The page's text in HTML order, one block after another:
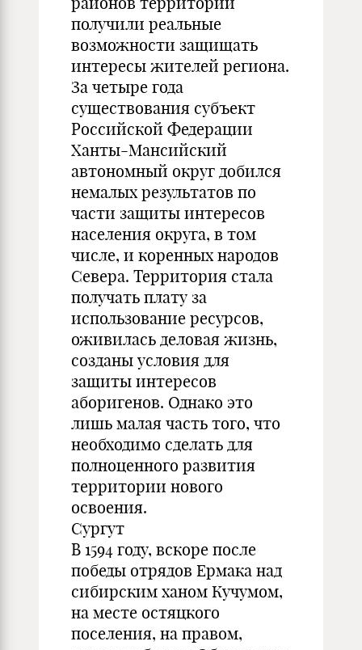
получили реальные
возможности защищать
интересы жителей региона.
За четыре года
существования субъект
Российской Федерации
Ханты-Мансийский
автономный округ добился
немалых результатов по
части защиты интересов
населения округа, в том
числе, и коренных народов
Севера. Территория стала
получать плату за
использование ресурсов,
оживилась деловая жизнь,
созданы условия для
защиты интересов
аборигенов. Однако это
лишь малая часть того, что
необходимо сделать для
полноценного развития
территории нового
освоения.
Сургут
В 1594 году, вскоре после
победы отрядов Ермака над
сибирским ханом Кучумом,
на месте остяцкого
поселения, на правом,